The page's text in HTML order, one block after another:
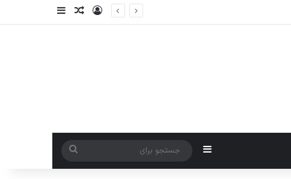
ورودنوشته تصادفی
سایدبار
سایدبار
جستجو
برای